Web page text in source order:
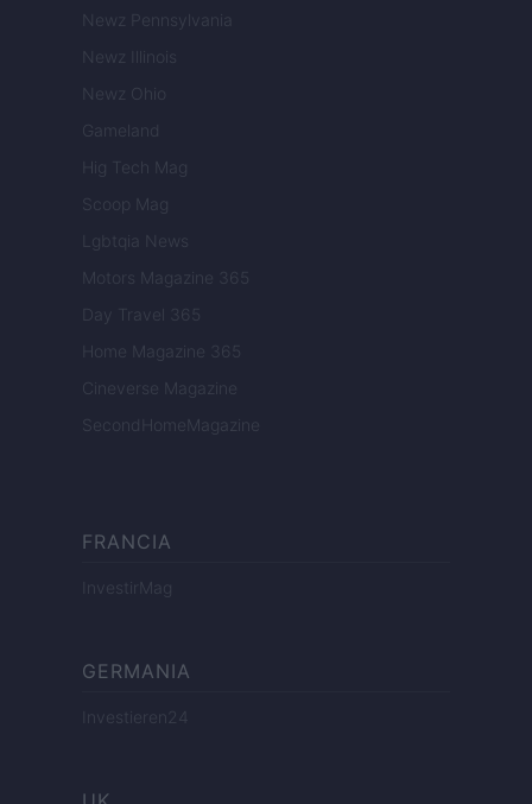
Newz Pennsylvania
Newz Illinois
Newz Ohio
Gameland
Hig Tech Mag
Scoop Mag
Lgbtqia News
Motors Magazine 365
Day Travel 365
Home Magazine 365
Cineverse Magazine
SecondHomeMagazine
FRANCIA
InvestirMag
GERMANIA
Investieren24